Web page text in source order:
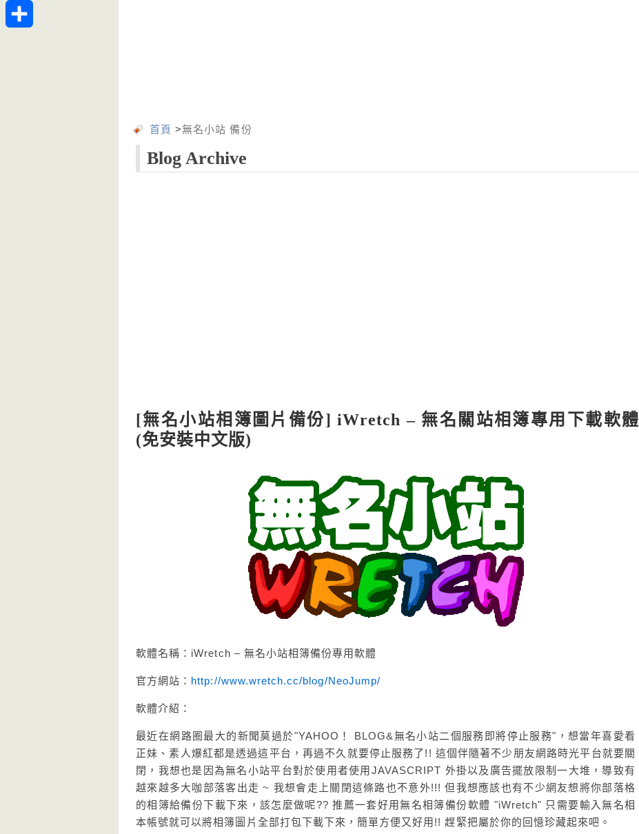
首頁 >無名小站 備份
Blog Archive
[無名小站相簿圖片備份] iWretch – 無名關站相簿專用下載軟體
(免安裝中文版)
軟體名稱：iWretch – 無名小站相簿備份專用軟體
官方網站： http://www.wretch.cc/blog/NeoJump/
軟體介紹：
最近在網路圈最大的新聞莫過於"YAHOO！ BLOG&無名小站二個服務即將停止服務"，想當年喜愛看
正妹、素人爆紅都是透過這平台，再過不久就要停止服務了!! 這個伴隨著不少朋友網路時光平台就要關
閉，我想也是因為無名小站平台對於使用者使用JAVASCRIPT 外掛以及廣告擺放限制一大堆，導致有
越來越多大咖部落客出走 ~ 我想會走上關閉這條路也不意外!!! 但我想應該也有不少網友想將你部落格
的相簿給備份下載下來，該怎麼做呢?? 推薦一套好用無名相簿備份軟體 "iWretch" 只需要輸入無名相
本帳號就可以將相簿圖片全部打包下載下來，簡單方便又好用!! 趕緊把屬於你的回憶珍藏起來吧。
Telegram